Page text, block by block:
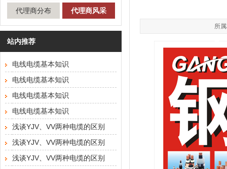
代理商分布 代理商风采
站内推荐
电线电缆基本知识
电线电缆基本知识
电线电缆基本知识
电线电缆基本知识
浅谈YJV、VV两种电缆的区别
浅谈YJV、VV两种电缆的区别
浅谈YJV、VV两种电缆的区别
所